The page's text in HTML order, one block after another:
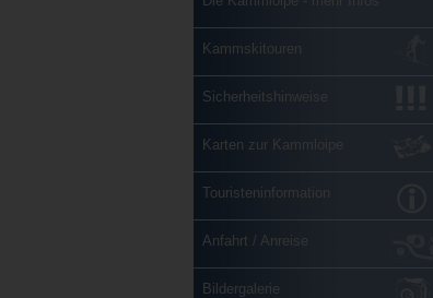
Kammskitouren
Sicherheitshinweise
Karten zur Kammloipe
Touristeninformation
Anfahrt / Anreise
Bildergalerie